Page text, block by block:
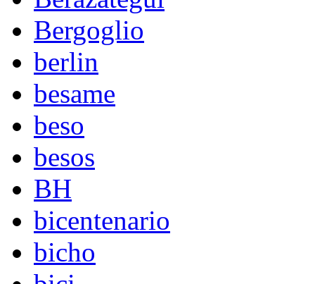
Bergoglio
berlin
besame
beso
besos
BH
bicentenario
bicho